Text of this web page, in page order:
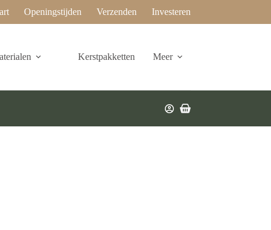
Openingstijden Verzenden Investeren
Kerstpakketten Meer
Winkelwagen